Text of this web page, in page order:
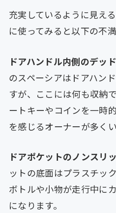
充実しているように見え
に使ってみると以下の不
ドアハンドル内側のデッ
のスペーシアはドアハン
すが、ここには何も収納
ートキーやコインを一時
を感じるオーナーが多くい
ドアポケットのノンスリ
ットの底面はプラスチッ
ボトルや小物が走行中に
になります。